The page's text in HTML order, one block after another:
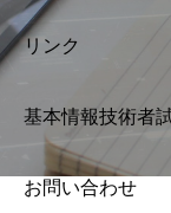
リンク
基本情報技術者
お問い合わせ